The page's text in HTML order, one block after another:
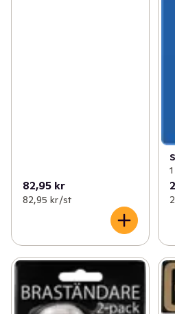
82,95 kr
82,95 kr /st